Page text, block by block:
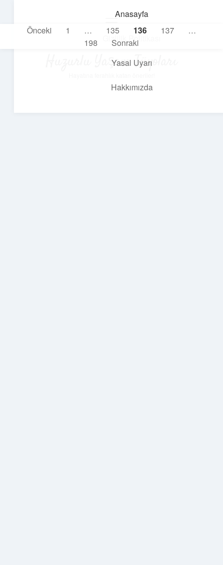
Anasayfa
Gizlilik Politikası
Yasal Uyarı
Hakkımızda
aç
Huzurlu Yaşam Tüyoları
Yazı
sayfalaması
Önceki 1 … 135 136 137
…
198
Sonraki